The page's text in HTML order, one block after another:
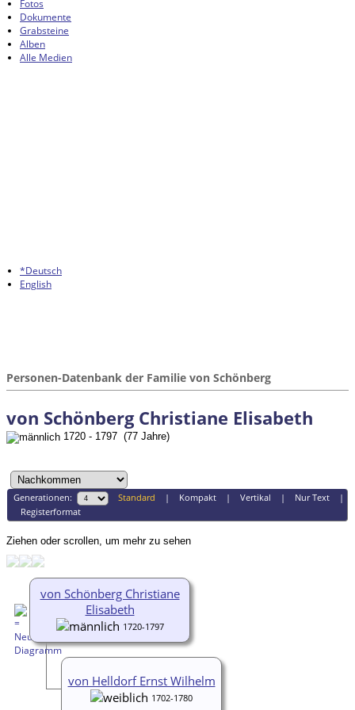
Fotos
Dokumente
Grabsteine
Alben
Alle Medien
*Deutsch
English
Personen-Datenbank der Familie von Schönberg
von Schönberg Christiane Elisabeth
1720 - 1797 (77 Jahre)
Generationen: Standard | Kompakt| Vertikal | Nur Text|
Registerformat
Ziehen oder scrollen, um mehr zu sehen
von Schönberg Christiane
Elisabeth
1720-1797
von Helldorf Ernst Wilhelm
1702-1780